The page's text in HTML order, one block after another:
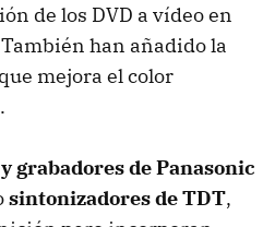
de los DVD a vídeo en
han añadido la
mejora el color
grabadores de Panasonic
sintonizadores de TDT,